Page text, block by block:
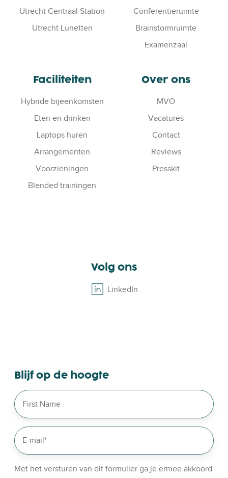
Utrecht Centraal Station
Utrecht Lunetten
Conferentieruimte
Brainstormruimte
Examenzaal
Faciliteiten
Hybride bijeenkomsten
Eten en drinken
Laptops huren
Arrangementen
Voorzieningen
Blended trainingen
Over ons
MVO
Vacatures
Contact
Reviews
Presskit
Volg ons
LinkedIn
r
i
n
e
d
Blijf op de hoogte
Met het versturen van dit formulier ga je ermee akkoord